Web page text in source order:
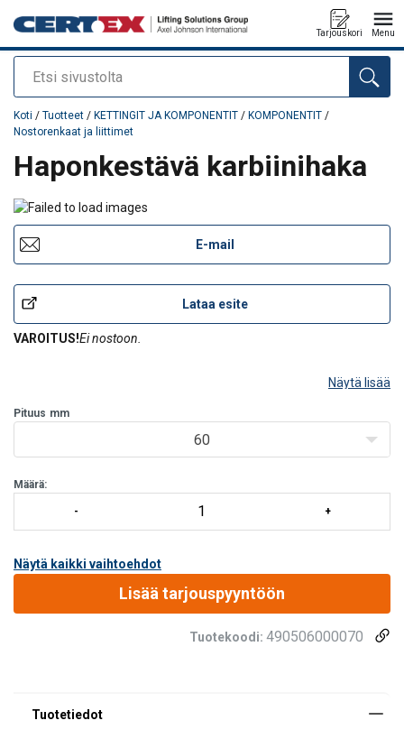
Etsi
Tarjouskori Menu
Tuote lisätty tarjouspyyntöön
Koti / Tuotteet / KETTINGIT JA KOMPONENTIT / KOMPONENTIT /
Nostorenkaat ja liittimet
Haponkestävä karbiinihaka
E-mail
Lataa esite
VAROITUS!Ei nostoon.
Näytä lisää
Pituus mm
60
Määrä:
Näytä kaikki vaihtoehdot
Lisää tarjouspyyntöön
Tuotekoodi: 490506000070